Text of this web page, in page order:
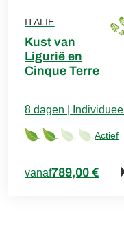
ITALIE
Kust van
Ligurië en
Cinque Terre
Actief
8 dagen | Individueel
vanaf789,00 €